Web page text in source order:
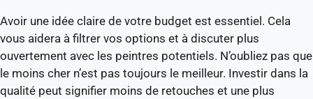
Avoir une idée claire de votre budget est essentiel. Cela
vous aidera à filtrer vos options et à discuter plus
ouvertement avec les peintres potentiels. N’oubliez pas que
le moins cher n’est pas toujours le meilleur. Investir dans la
qualité peut signifier moins de retouches et une plus